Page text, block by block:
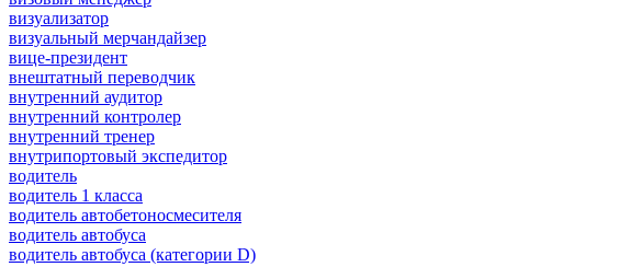
визуализатор
визуальный мерчандайзер
вице-президент
внештатный переводчик
внутренний аудитор
внутренний контролер
внутренний тренер
внутрипортовый экспедитор
водитель
водитель 1 класса
водитель автобетоносмесителя
водитель автобуса
водитель автобуса (категории D)